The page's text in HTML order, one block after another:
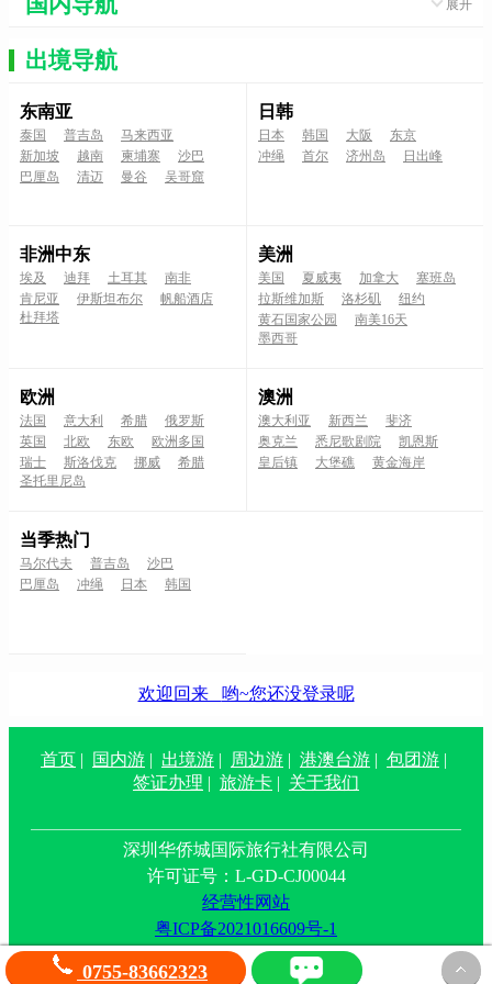
展开
出境导航
东南亚
泰国 普吉岛
马来西亚
新加坡
越南 柬埔寨
沙巴
巴厘岛
清迈 曼谷 吴哥窟
日韩
日本 韩国 大阪
东京
冲绳
首尔 济州岛 日出峰
非洲中东
埃及 迪拜 土耳其
南非
肯尼亚
伊斯坦布尔
帆船酒店
杜拜塔
美洲
美国 夏威夷 加拿大
塞班岛
拉斯维加斯
洛杉矶
纽约
黄石国家公园
南美16天
墨西哥
欧洲
法国 意大利 希腊
俄罗斯
英国
北欧 东欧
欧洲多国
瑞士
斯洛伐克 挪威
希腊
圣托里尼岛
澳洲
澳大利亚 新西兰
斐济
奥克兰
悉尼歌剧院
凯恩斯
皇后镇
大堡礁 黄金海岸
当季热门
马尔代夫 普吉岛
沙巴
巴厘岛
冲绳 日本 韩国
欢迎回来 哟~您还没登录呢
首页 | 国内游 | 出境游 | 周边游 | 港澳台游 | 包团游 |
签证办理 | 旅游卡 | 关于我们
深圳华侨城国际旅行社有限公司
许可证号：L-GD-CJ00044
经营性网站
粤ICP备2021016609号-1
0755-83662323